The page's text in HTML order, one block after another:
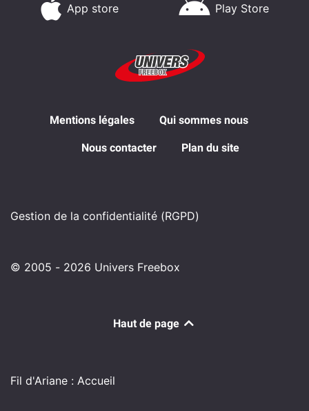
App store Play Store
Mentions légales Qui sommes nous
Nous contacter Plan du site
Gestion de la confidentialité (RGPD)
© 2005 - 2026 Univers Freebox
Haut de page
Fil d'Ariane : Accueil